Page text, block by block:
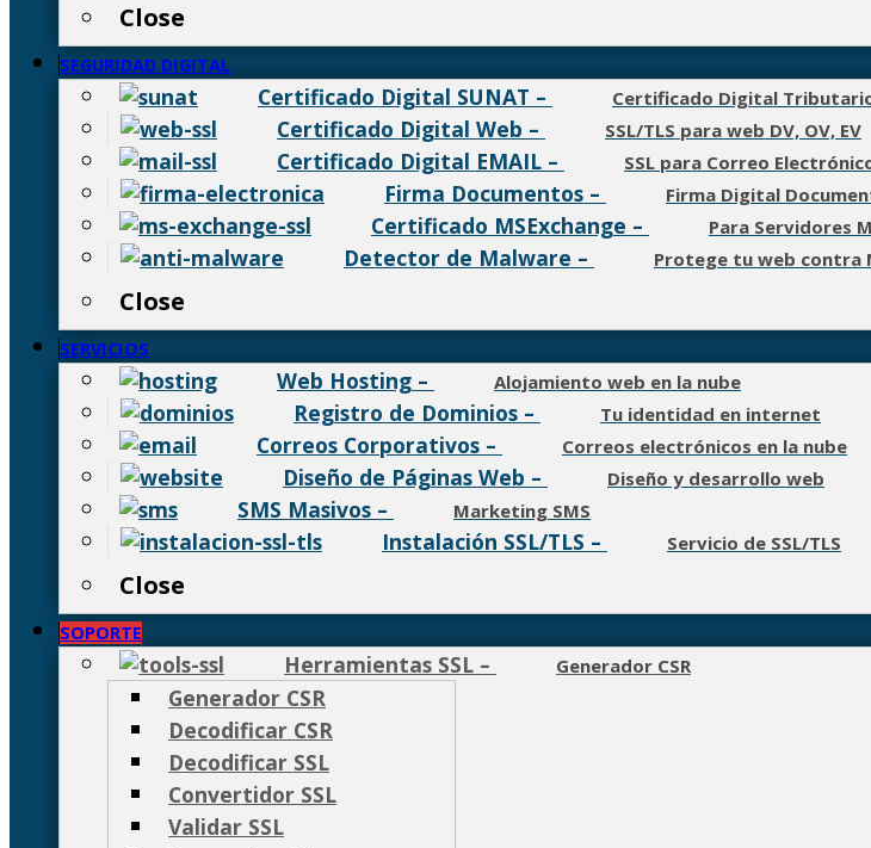
Close
SEGURIDAD DIGITAL
Certificado Digital SUNAT – Certificado Digital
Certificado Digital Web – SSL/TLS para web DV, OV, EV
Certificado Digital EMAIL – SSL para Correo
Firma Documentos – Firma Digital
Certificado MSExchange – Para Servidores
Detector de Malware – Protege tu web contra
Close
SERVICIOS
Web Hosting – Alojamiento web en la nube
Registro de Dominios – Tu identidad en internet
Correos Corporativos – Correos electrónicos en la nube
Diseño de Páginas Web – Diseño y desarrollo web
SMS Masivos – Marketing SMS
Instalación SSL/TLS – Servicio de SSL/TLS
Close
SOPORTE
Herramientas SSL – Generador CSR
Generador CSR
Decodificar CSR
Decodificar SSL
Convertidor SSL
Validar SSL